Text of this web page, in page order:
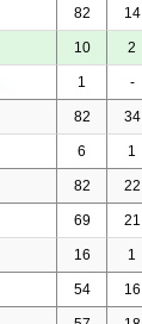
82 14
10 2
1 -
82 34
6 1
82 22
69 21
16 1
54 16